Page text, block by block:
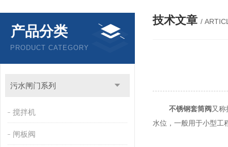
产品分类
PRODUCT CATEGORY
污水闸门系列
搅拌机
闸板阀
技术文章 /
不锈钢套筒阀 又
水位，一般用于小型工